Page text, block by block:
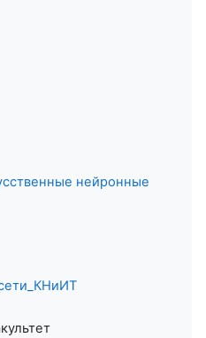
нейронные